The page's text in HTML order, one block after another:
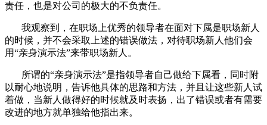
责任，也是对公司的极大的不负责任。
我观察到，在职场上优秀的领导者在面对下属是职场新人
的时候，并不会采取上述的错误做法，对待职场新人他们会
用“亲身演示法”来带职场新人。
所谓的“亲身演示法”是指领导者自己做给下属看，同时附
以耐心地说明，告诉他具体的思路和方法，并且让这些新人试
着做，当新人做得好的时候就及时表扬，出了错误或者有需要
改进的地方就单独给他指出来。